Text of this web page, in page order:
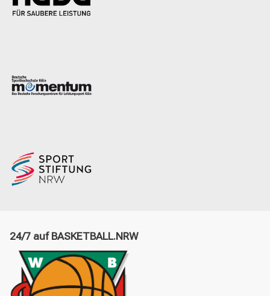
24/7 auf BASKETBALL.NRW